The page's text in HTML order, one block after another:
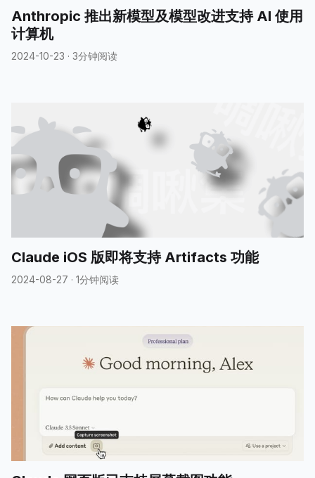
Anthropic 推出新模型及模型改进支持 AI 使用
计算机
2024-10-23 · 3分钟阅读
Claude iOS 版即将支持 Artifacts 功能
2024-08-27 · 1分钟阅读